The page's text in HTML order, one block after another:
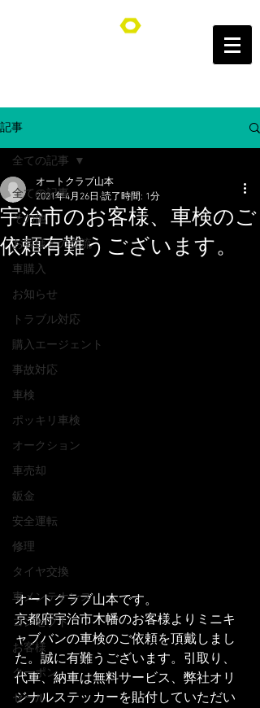
オートクラブ山本/Auto Club YAMAMOTO
記事
全ての記事
その他
お客様との交流
車購入
お知らせ
トラブル対応
購入エージェント
事故対応
車検
ポッキリ車検
オークション
車売却
鈑金
安全運転
修理
タイヤ交換
車メンテナンス
コンセプト
お客様
クーポン
セール
全ての記事
宇治市のお客様、車検のご
依頼有難うございます。
オートクラブ山本
2021年4月26日 読了時間: 1分
オートクラブ山本です。
京都府宇治市木幡のお客様よりミニキ
ャブバンの車検のご依頼を頂戴しまし
た。誠に有難うございます。引取り、
代車、納車は無料サービス、弊社オリ
ジナルステッカーを貼付していただい